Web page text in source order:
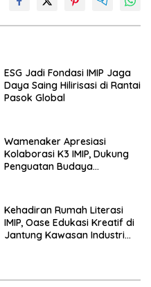
ESG Jadi Fondasi IMIP Jaga
Daya Saing Hilirisasi di Rantai
Pasok Global
Wamenaker Apresiasi
Kolaborasi K3 IMIP, Dukung
Penguatan Budaya
Kehadiran Rumah Literasi
IMIP, Oase Edukasi Kreatif di
Jantung Kawasan Industri